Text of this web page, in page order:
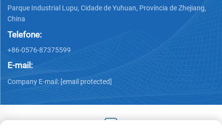
Parque Industrial Lupu, Cidade de Yuhuan, Província de Zhejiang,
China
Telefone:
+86-0576-87375599
E-mail:
Company E-mail: [email protected]